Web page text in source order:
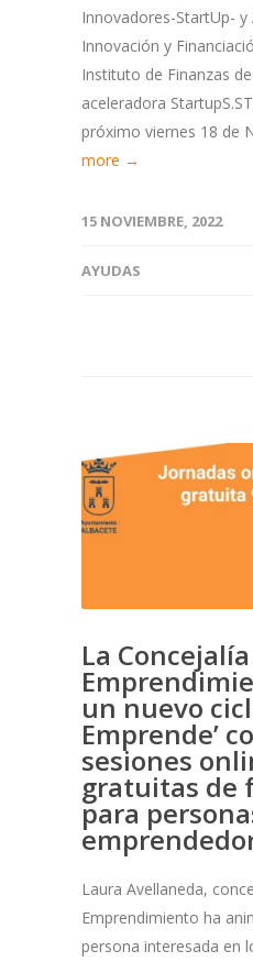
Innovadores-StartUp- y
Innovación y
Instituto de Finanzas
aceleradora
próximo viernes 18 de
more →
15 NOVIEMBRE, 2022
AYUDAS
La
un nuevo
Emprende’
sesiones
gratuitas de
para
Laura Avellaneda,
Emprendimiento ha
persona interesada en